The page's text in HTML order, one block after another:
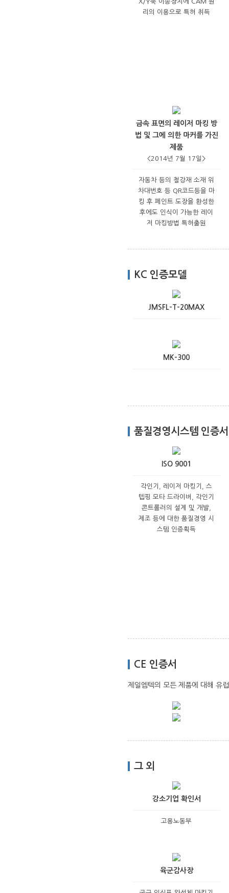
리의 이용으로 특허 취득
금속 표면의 레이저 마킹 방
법 및 그에 의한 마커를 가진
제품
<2014년 7월 17일>
자동차 등의 철강재 소재 위
차대번호 등 QR코드등을 마
킹 후 페인트 도장을 환성한
후에도 인식이 가능한 레이
저 마킹방법 특허출원
KC 인증모델
JMSFL-T-20MAX
MK-300
품질경영시스템 인증서
ISO 9001
각인기, 레이저 마킹기, 스
텝핑 모타 드라이버, 각인기
콘트롤러의 설계 및 개발,
제조 등에 대한 품질경영 시
스템 인증획득
CE 인증서
제일엠텍의 모든 제품에 대해 유
그 외
강소기업 확인서
고용노동부
육군감사장